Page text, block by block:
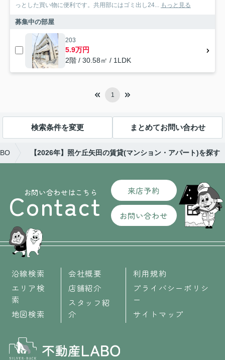
っとした買い物に便利です。共用部にはゴミ出し24... もっと見る
募集中の部屋
203
5.9万円
2階 / 30.58㎡ / 1LDK
1
検索条件を変更 まとめてお問い合わせ
【2026年】照ケ丘矢田の賃貸(マンション・アパート)を探す
お問い合わせはこちら
Contact 来店予約
お問い合わせ
沿線検索
エリア検
索
地図検索
会社概要
店舗紹介
スタッフ紹
介
利用規約
プライバシーポリシ
ー
サイトマップ